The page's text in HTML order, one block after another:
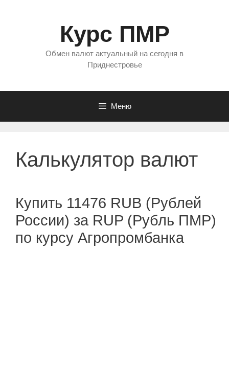
Курс ПМР
Обмен валют актуальный на сегодня в
Приднестровье
Меню
Калькулятор валют
Купить 11476 RUB (Рублей
России) за RUP (Рубль ПМР)
по курсу Агропромбанка